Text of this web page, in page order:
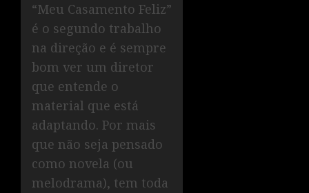
“Meu Casamento Feliz”
é o segundo trabalho
na direção e é sempre
bom ver um diretor
que entende o
material que está
adaptando. Por mais
que não seja pensado
como novela (ou
melodrama), tem toda